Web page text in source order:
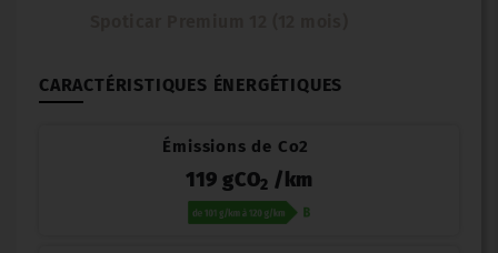
CARACTÉRISTIQUES ÉNERGÉTIQUES
Émissions de Co2
119 gCO2 /km